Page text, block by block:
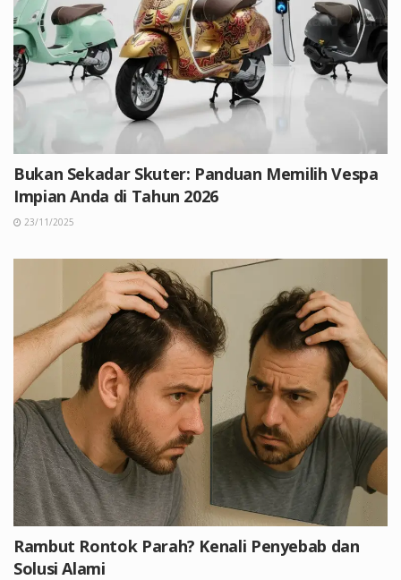
Bukan Sekadar Skuter: Panduan Memilih Vespa
Impian Anda di Tahun 2026
23/11/2025
Rambut Rontok Parah? Kenali Penyebab dan
Solusi Alami